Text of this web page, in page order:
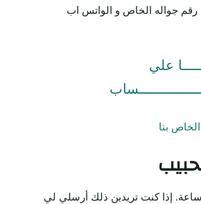
جواله الخاص و الواتس اب
علي
الخاص بنا
جلب الحبيب خلال 24 ساعة. إذا كنت تريدين ذلك أرسلي لي